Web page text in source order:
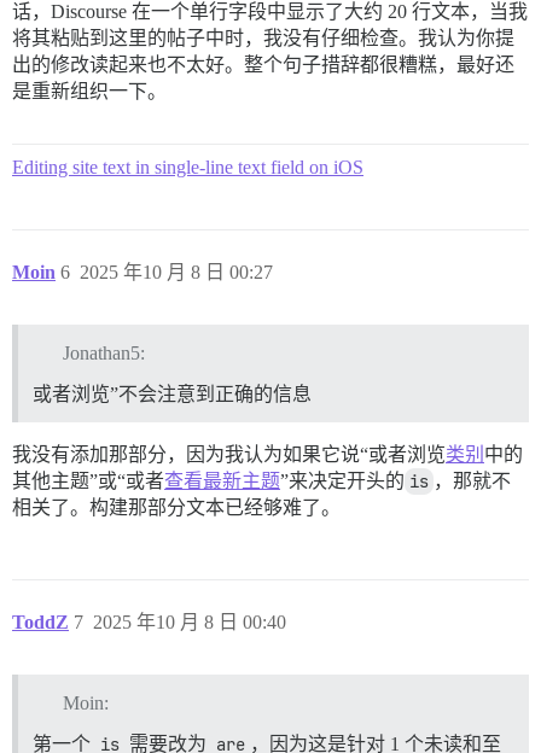
话，Discourse 在一个单行字段中显示了大约 20 行文本，当我
将其粘贴到这里的帖子中时，我没有仔细检查。我认为你提
出的修改读起来也不太好。整个句子措辞都很糟糕，最好还
是重新组织一下。
Editing site text in single-line text field on iOS
Moin 2025 年10 月 8 日 00:27
6
Jonathan5:
或者浏览”不会注意到正确的信息
我没有添加那部分，因为我认为如果它说“或者浏览类别 中的
其他主题”或“或者查看最新主题”来决定开头的 is ，那就不
相关了。构建那部分文本已经够难了。
ToddZ 2025 年10 月 8 日 00:40
7
Moin:
第一个 is 需要改为 are ，因为这是针对 1 个未读和至